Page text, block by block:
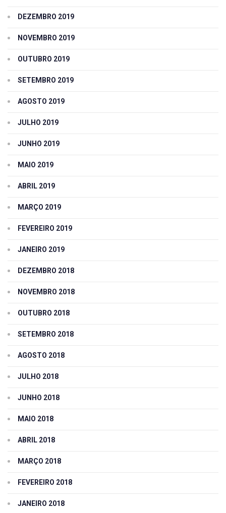
DEZEMBRO 2019
NOVEMBRO 2019
OUTUBRO 2019
SETEMBRO 2019
AGOSTO 2019
JULHO 2019
JUNHO 2019
MAIO 2019
ABRIL 2019
MARÇO 2019
FEVEREIRO 2019
JANEIRO 2019
DEZEMBRO 2018
NOVEMBRO 2018
OUTUBRO 2018
SETEMBRO 2018
AGOSTO 2018
JULHO 2018
JUNHO 2018
MAIO 2018
ABRIL 2018
MARÇO 2018
FEVEREIRO 2018
JANEIRO 2018